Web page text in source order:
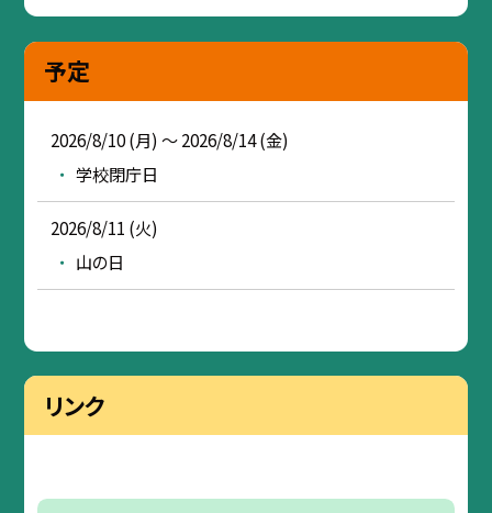
予定
2026/8/10 (月) ～ 2026/8/14 (金)
学校閉庁日
2026/8/11 (火)
山の日
リンク